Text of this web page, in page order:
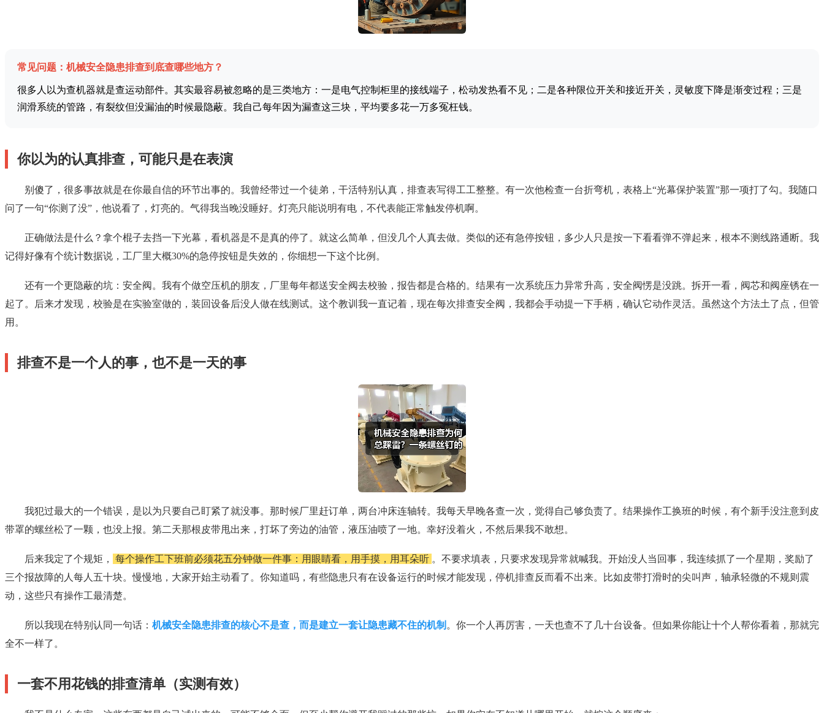
常见问题：机械安全隐患排查到底查哪些地方？
很多人以为查机器就是查运动部件。其实最容易被忽略的是三类地方：一是电气控制柜里的接线端子，松动发热看不见；二是各种限位开关和接近开关，灵敏度下降是渐变过程；三是
润滑系统的管路，有裂纹但没漏油的时候最隐蔽。我自己每年因为漏查这三块，平均要多花一万多冤枉钱。
你以为的认真排查，可能只是在表演
别傻了，很多事故就是在你最自信的环节出事的。我曾经带过一个徒弟，干活特别认真，排查表写得工工整整。有一次他检查一台折弯机，表格上“光幕保护装置”那一项打了勾。我随口
问了一句“你测了没”，他说看了，灯亮的。气得我当晚没睡好。灯亮只能说明有电，不代表能正常触发停机啊。
正确做法是什么？拿个棍子去挡一下光幕，看机器是不是真的停了。就这么简单，但没几个人真去做。类似的还有急停按钮，多少人只是按一下看看弹不弹起来，根本不测线路通断。我
记得好像有个统计数据说，工厂里大概30%的急停按钮是失效的，你细想一下这个比例。
还有一个更隐蔽的坑：安全阀。我有个做空压机的朋友，厂里每年都送安全阀去校验，报告都是合格的。结果有一次系统压力异常升高，安全阀愣是没跳。拆开一看，阀芯和阀座锈在一
起了。后来才发现，校验是在实验室做的，装回设备后没人做在线测试。这个教训我一直记着，现在每次排查安全阀，我都会手动提一下手柄，确认它动作灵活。虽然这个方法土了点，但管
用。
排查不是一个人的事，也不是一天的事
我犯过最大的一个错误，是以为只要自己盯紧了就没事。那时候厂里赶订单，两台冲床连轴转。我每天早晚各查一次，觉得自己够负责了。结果操作工换班的时候，有个新手没注意到皮
带罩的螺丝松了一颗，也没上报。第二天那根皮带甩出来，打坏了旁边的油管，液压油喷了一地。幸好没着火，不然后果我不敢想。
后来我定了个规矩， 每个操作工下班前必须花五分钟做一件事：用眼睛看，用手摸，用耳朵听 。不要求填表，只要求发现异常就喊我。开始没人当回事，我连续抓了一个星期，奖励了
三个报故障的人每人五十块。慢慢地，大家开始主动看了。你知道吗，有些隐患只有在设备运行的时候才能发现，停机排查反而看不出来。比如皮带打滑时的尖叫声，轴承轻微的不规则震
动，这些只有操作工最清楚。
所以我现在特别认同一句话： 机械安全隐患排查的核心不是查，而是建立一套让隐患藏不住的机制 。你一个人再厉害，一天也查不了几十台设备。但如果你能让十个人帮你看着，那就完
全不一样了。
一套不用花钱的排查清单（实测有效）